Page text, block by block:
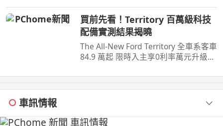
了gli ...
買前先看！Territory 百萬級科技
配備實測結果揭曉
The All-New Ford Territory 全車系客車
84.9 萬起 限時入主享0利率萬元升級旗
補助) 預約試 ...
車訊情報